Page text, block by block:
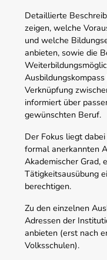
Detaillierte
zeigen, welche
und welche
anbieten, sowie die
Verknüpfung
informiert über
gewünschten Beruf.
Der Fokus liegt
formal anerkannten
Akademischer Grad,
Tätigkeitsausübung
berechtigen.
Zu den einzelnen
Adressen der
anbieten (erst nach
Volksschulen).